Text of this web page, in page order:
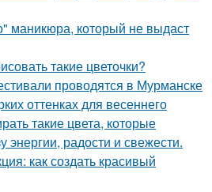
маникюра, который не выдаст
такие цветочки?
проводятся в Мурманске
оттенках для весеннего
такие цвета, которые
энергии, радости и свежести.
как создать красивый